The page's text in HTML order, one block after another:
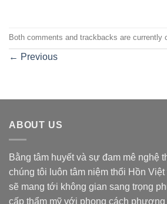
Both comments and trackbacks are currently
← Previous
ABOUT US
Bằng tâm huyết và sự đam mê nghệ
chúng tôi luôn tâm niệm thổi Hồn
sẽ mang tới không gian sang trọng
cấp thẩm mỹ với phong cách